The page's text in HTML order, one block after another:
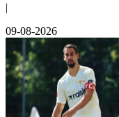
|
09-08-2026